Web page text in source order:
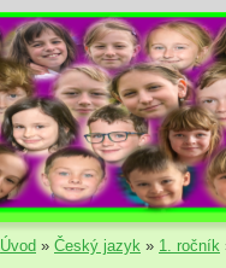
Úvod » Český jazyk » 1. ročník